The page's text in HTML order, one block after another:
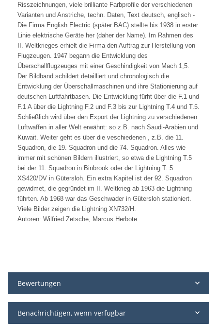
Risszeichnungen, viele brilliante Farbprofile der verschiedenen
Varianten und Anstriche, techn. Daten, Text deutsch, englisch -
Die Firma English Electric (später BAC) stellte bis 1938 in erster
Linie elektrische Geräte her (daher der Name). Im Rahmen des
II. Weltkrieges erhielt die Firma den Auftrag zur Herstellung von
Flugzeugen. 1947 begann die Entwicklung des
Überschallflugzeuges mit einer Geschindigkeit von Mach 1,5.
Der Bildband schildert detailliert und chronologisch die
Entwicklung der Überschallmaschinen und ihre Stationierung auf
deutschen Luftfahrtbasen. Die Entwicklung fürht über die F.1 und
F.1 A über die Lightning F.2 und F.3 bis zur Lightning T.4 und T.5.
Schließlich wird über den Export der Lightning zu verschiedenen
Luftwaffen in aller Welt erwähnt: so z.B. nach Saudi-Arabien und
Kuwait. Weiter geht es über die veschiedenen , z.B. die 11.
Squadron, die 19. Squadron und die 74. Squadron. Alles wie
immer mit schönen Bildern illustriert, so etwa die Lightning T.5
bei der 11. Squadron in Binbrook oder der Lightning T. 5
XS420/DV in Gütersloh. Ein extra Kapitel ist der 92. Squadron
gewidmet, die gegründet im II. Weltkrieg ab 1963 die Lightning
führten. Ab 1968 war das Geschwader in Gütersloh stationiert.
Viele Bilder zeigen die Lightning XN732/H.
Autoren: Wilfried Zetsche, Marcus Herbote
Bewertungen
Benachrichtigen, wenn verfügbar